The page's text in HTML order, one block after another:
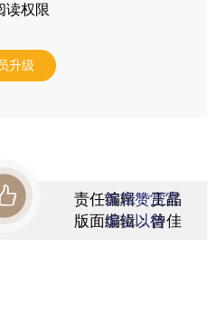
读权限
升级
责任编辑：王晶
版面编辑：曾佳
首席赞赏官
虚位以待